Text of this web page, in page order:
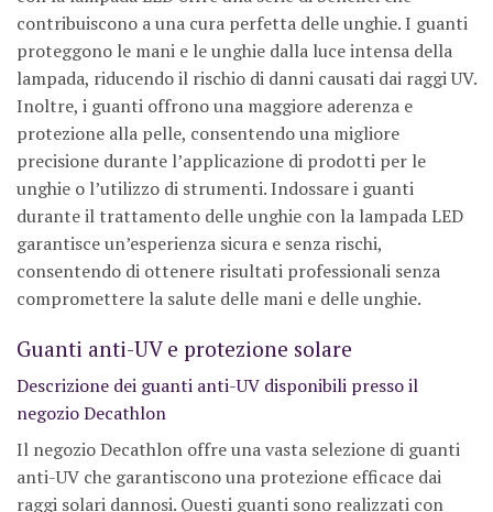
contribuiscono a una cura perfetta delle unghie. I guanti
proteggono le mani e le unghie dalla luce intensa della
lampada, riducendo il rischio di danni causati dai raggi UV.
Inoltre, i guanti offrono una maggiore aderenza e
protezione alla pelle, consentendo una migliore
precisione durante l’applicazione di prodotti per le
unghie o l’utilizzo di strumenti. Indossare i guanti
durante il trattamento delle unghie con la lampada LED
garantisce un’esperienza sicura e senza rischi,
consentendo di ottenere risultati professionali senza
compromettere la salute delle mani e delle unghie.
Guanti anti-UV e protezione solare
Descrizione dei guanti anti-UV disponibili presso il
negozio Decathlon
Il negozio Decathlon offre una vasta selezione di guanti
anti-UV che garantiscono una protezione efficace dai
raggi solari dannosi. Questi guanti sono realizzati con